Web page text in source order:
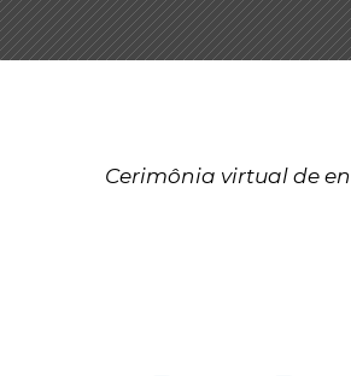
Cerimônia virtual de